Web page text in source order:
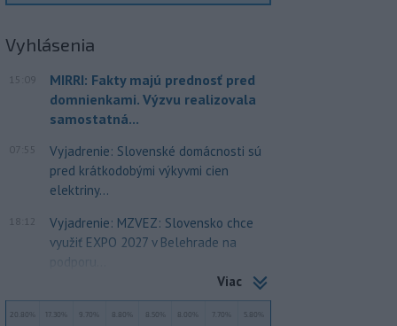
Vyhlásenia
15:09
MIRRI: Fakty majú prednosť pred
domnienkami. Výzvu realizovala
samostatná...
07:55
Vyjadrenie: Slovenské domácnosti sú
pred krátkodobými výkyvmi cien
elektriny...
18:12
Vyjadrenie: MZVEZ: Slovensko chce
využiť EXPO 2027 v Belehrade na
podporu...
Viac